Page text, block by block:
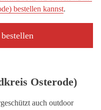
bestellen kannst.
Osterode)
auch outdoor